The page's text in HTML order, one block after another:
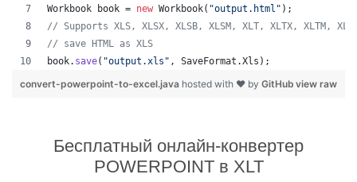
Workbook
book = new Workbook( "output.html" );
// Supports XLS, XLSX, XLSB, XLSM, XLT, XLTX, XLTM,
// save HTML as XLS
book. save( "output.xls" , SaveFormat .Xls );
view raw
convert-powerpoint-to-excel.java hosted with ❤ by GitHub
Бесплатный онлайн-конвертер
POWERPOINT в XLT